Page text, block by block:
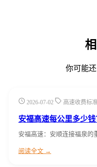
你可能
2026-07-02 高速收费标
安福高速每公里多少
安福高速：安顺连接福泉
阅读全文 →